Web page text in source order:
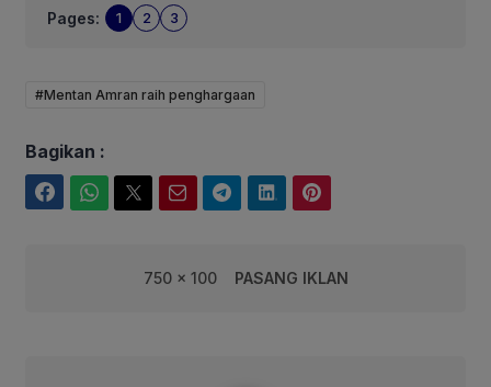
Pages: 1 2 3
#Mentan Amran raih penghargaan
Bagikan :
750 x 100 PASANG IKLAN